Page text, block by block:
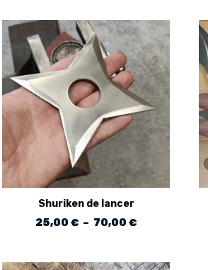
Shuriken de lancer
25,00€ – 70,00€Plage